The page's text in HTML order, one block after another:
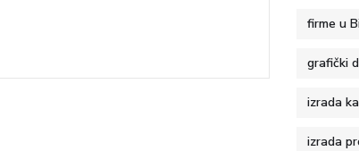
firme u
grafički
izrada
izrada